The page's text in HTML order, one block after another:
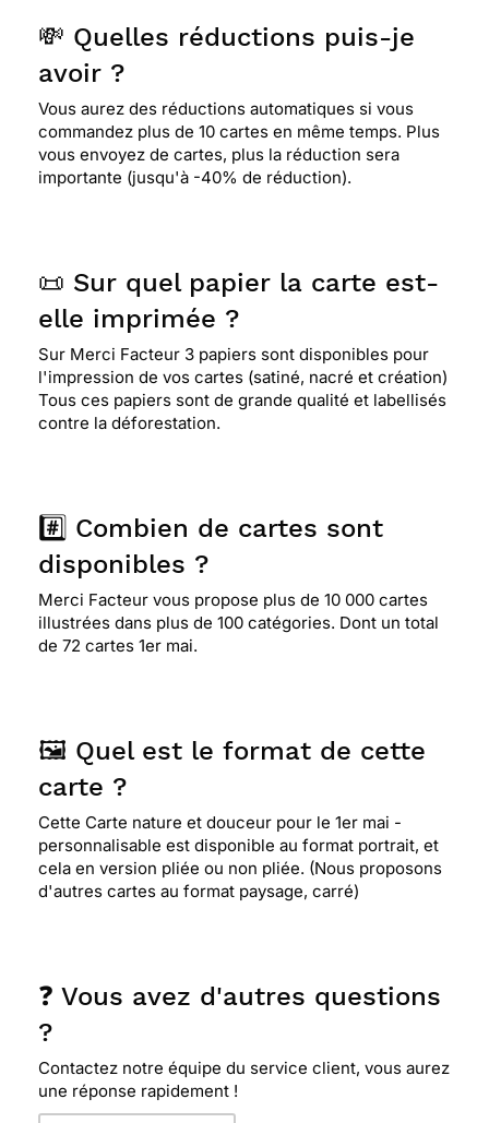
💸 Quelles réductions puis-je
avoir ?
Vous aurez des réductions automatiques si vous
commandez plus de 10 cartes en même temps. Plus
vous envoyez de cartes, plus la réduction sera
importante (jusqu'à -40% de réduction).
📜 Sur quel papier la carte est-
elle imprimée ?
Sur Merci Facteur 3 papiers sont disponibles pour
l'impression de vos cartes (satiné, nacré et création)
Tous ces papiers sont de grande qualité et labellisés
contre la déforestation.
#️⃣ Combien de cartes sont
disponibles ?
Merci Facteur vous propose plus de 10 000 cartes
illustrées dans plus de 100 catégories. Dont un total
de 72 cartes 1er mai.
🖼️ Quel est le format de cette
carte ?
Cette Carte nature et douceur pour le 1er mai -
personnalisable est disponible au format portrait, et
cela en version pliée ou non pliée. (Nous proposons
d'autres cartes au format paysage, carré)
❓ Vous avez d'autres questions
?
Contactez notre équipe du service client, vous aurez
une réponse rapidement !